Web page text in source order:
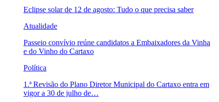
Eclipse solar de 12 de agosto: Tudo o que precisa saber
Atualidade
Passeio convívio reúne candidatos a Embaixadores da Vinha
e do Vinho do Cartaxo
Política
1.ª Revisão do Plano Diretor Municipal do Cartaxo entra em
vigor a 30 de julho de…